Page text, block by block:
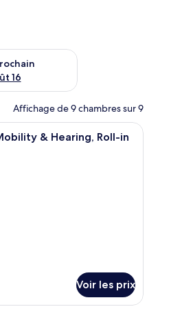
16
le week-end prochain août 14 -
Affichage de 9 chambres sur 9
téléviseur posé sur un meuble, un lit avec
Une chambre d’hôtel comprenant un lit, un
& Hearing, Roll-in
Voir les prix